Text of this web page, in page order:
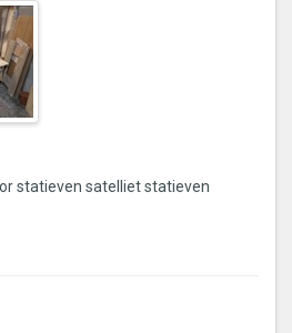
statieven satelliet statieven